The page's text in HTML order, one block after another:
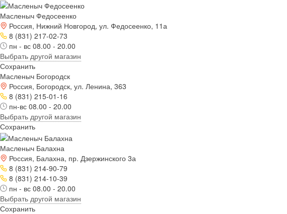
Масленыч Федосеенко
Россия, Нижний Новгород, ул. Федосеенко, 11а
8 (831) 217-02-73
пн - вс 08.00 - 20.00
Выбрать другой магазин
Сохранить
Масленыч Богородск
Россия, Богородск, ул. Ленина, 363
8 (831) 215-01-16
пн-вс 08.00 - 20.00
Выбрать другой магазин
Сохранить
Масленыч Балахна
Россия, Балахна, пр. Дзержинского 3а
8 (831) 214-90-79
8 (831) 214-10-39
пн - вс 08.00 - 20.00
Выбрать другой магазин
Сохранить